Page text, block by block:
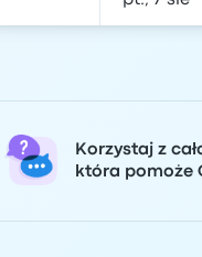
Korzystaj z
która pomoże